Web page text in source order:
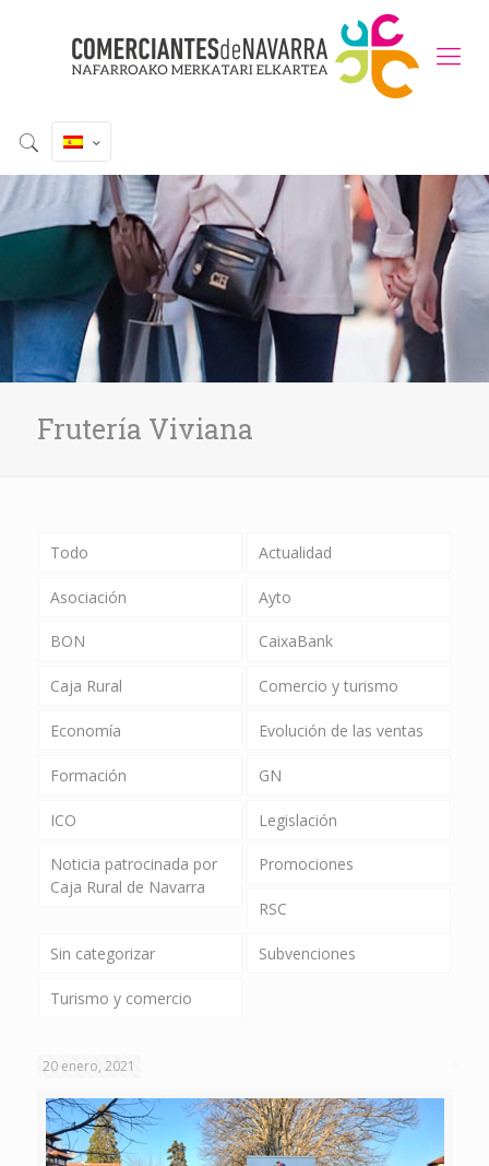
Frutería Viviana
Todo Actualidad
Asociación Ayto
BON CaixaBank
Caja Rural Comercio y turismo
Economía Evolución de las ventas
Formación GN
ICO Legislación
Noticia patrocinada por
Caja Rural de Navarra
Promociones
RSC
Sin categorizar Subvenciones
Turismo y comercio
20 enero, 2021